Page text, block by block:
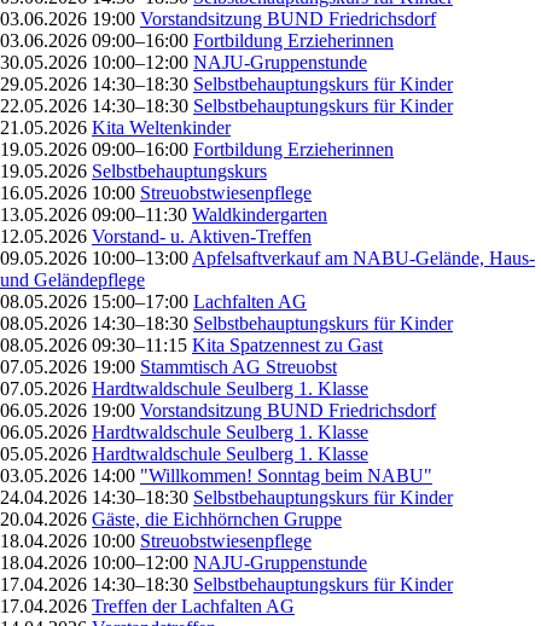
03.06.2026 19:00 Vorstandsitzung BUND Friedrichsdorf
03.06.2026 09:00–16:00 Fortbildung Erzieherinnen
30.05.2026 10:00–12:00 NAJU-Gruppenstunde
29.05.2026 14:30–18:30 Selbstbehauptungskurs für Kinder
22.05.2026 14:30–18:30 Selbstbehauptungskurs für Kinder
21.05.2026 Kita Weltenkinder
19.05.2026 09:00–16:00 Fortbildung Erzieherinnen
19.05.2026 Selbstbehauptungskurs
16.05.2026 10:00 Streuobstwiesenpflege
13.05.2026 09:00–11:30 Waldkindergarten
12.05.2026 Vorstand- u. Aktiven-Treffen
09.05.2026 10:00–13:00 Apfelsaftverkauf am NABU-Gelände, Haus-
und Geländepflege
08.05.2026 15:00–17:00 Lachfalten AG
08.05.2026 14:30–18:30 Selbstbehauptungskurs für Kinder
08.05.2026 09:30–11:15 Kita Spatzennest zu Gast
07.05.2026 19:00 Stammtisch AG Streuobst
07.05.2026 Hardtwaldschule Seulberg 1. Klasse
06.05.2026 19:00 Vorstandsitzung BUND Friedrichsdorf
06.05.2026 Hardtwaldschule Seulberg 1. Klasse
05.05.2026 Hardtwaldschule Seulberg 1. Klasse
03.05.2026 14:00 "Willkommen! Sonntag beim NABU"
24.04.2026 14:30–18:30 Selbstbehauptungskurs für Kinder
20.04.2026 Gäste, die Eichhörnchen Gruppe
18.04.2026 10:00 Streuobstwiesenpflege
18.04.2026 10:00–12:00 NAJU-Gruppenstunde
17.04.2026 14:30–18:30 Selbstbehauptungskurs für Kinder
17.04.2026 Treffen der Lachfalten AG